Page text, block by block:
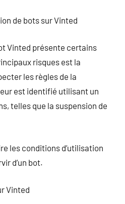
de bots sur Vinted
Vinted présente certains
risques est la
les règles de la
est identifié utilisant un
telles que la suspension de
les conditions d’utilisation
d’un bot.
Vinted